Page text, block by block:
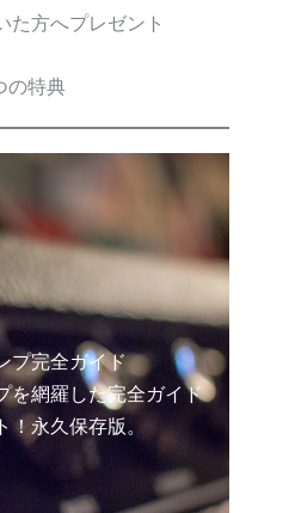
た方へプレゼント
の特典
プ完全ガイド
を網羅した完全ガイド
！永久保存版。